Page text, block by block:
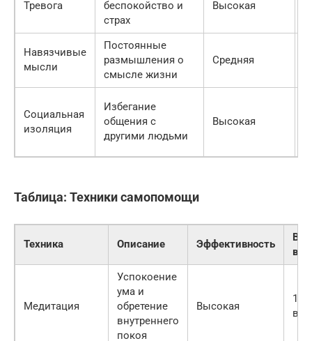
Тревога
беспокойство и
страх
Высокая
Навязчивые
мысли
Постоянные
размышления о
смысле жизни
Средняя
Социальная
изоляция
Избегание
общения с
другими людьми
Высокая
Таблица: Техники самопомощи
Техника Описание Эффективность
Медитация
Успокоение
ума и
обретение
внутреннего
покоя
Высокая
10-
в